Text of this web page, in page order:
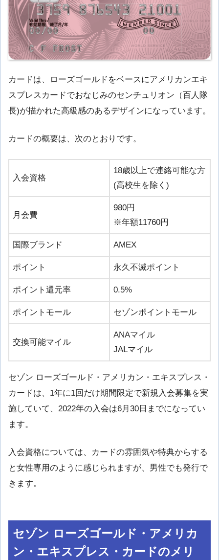
カードは、ローズゴールドをベースにアメリカンエキ
スプレスカードでおなじみのセンチュリオン（百人隊
長)が描かれた高級感のあるデザインになっています。
カードの概要は、次のとおりです。
入会資格
18歳以上で連絡可能な方
(高校生を除く)
月会費
980円
※年額11760円
国際ブランド AMEX
ポイント 永久不滅ポイント
ポイント還元率 0.5%
ポイントモール セゾンポイントモール
交換可能マイル
ANAマイル
JALマイル
セゾン ローズゴールド・アメリカン・エキスプレス・
カードは、1年に1回だけ期間限定で新規入会募集を実
施していて、2022年の入会は6月30日までになってい
ます。
入会資格については、カードの雰囲気や特典からする
と女性専用のように感じられますが、男性でも発行で
きます。
セゾン ローズゴールド・アメリカ
ン・エキスプレス・カードのメリ